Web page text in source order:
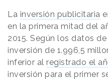
La inversión publicitaria
en la primera mitad del
2015. Según los datos de
inversión de 1.996,5
inferior al registrado el
inversión para el primer